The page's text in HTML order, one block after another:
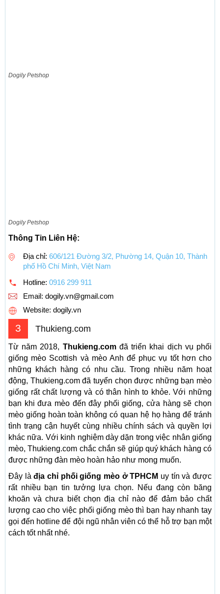
Dogily Petshop
Dogily Petshop
Thông Tin Liên Hệ:
Địa chỉ: 606/121 Đường 3/2, Phường 14, Quận 10, Thành
phố Hồ Chí Minh, Việt Nam
Hotline: 0916 299 911
Email: dogily.vn@gmail.com
Website: dogily.vn
3 Thukieng.com
Từ năm 2018, Thukieng.comđã triển khai dịch vụ phối
giống mèo Scottish và mèo Anh để phục vụ tốt hơn cho
những khách hàng có nhu cầu. Trong nhiều năm hoạt
động, Thukieng.com đã tuyển chọn được những bạn mèo
giống rất chất lượng và có thân hình to khỏe. Với những
bạn khi đưa mèo đến đây phối giống, cửa hàng sẽ chọn
mèo giống hoàn toàn không có quan hệ họ hàng để tránh
tình trạng cận huyết cùng nhiều chính sách và quyền lợi
khác nữa. Với kinh nghiệm dày dặn trong việc nhân giống
mèo, Thukieng.com chắc chắn sẽ giúp quý khách hàng có
được những đàn mèo hoàn hảo như mong muốn.
Đây làđịa chỉ phối giống mèo ở TPHCM uy tín và được
rất nhiều bạn tin tưởng lựa chọn. Nếu đang còn băng
khoăn và chưa biết chọn địa chỉ nào để đảm bảo chất
lượng cao cho việc phối giống mèo thì bạn hay nhanh tay
gọi đến hotline để đội ngũ nhân viên có thể hỗ trợ bạn một
cách tốt nhất nhé.